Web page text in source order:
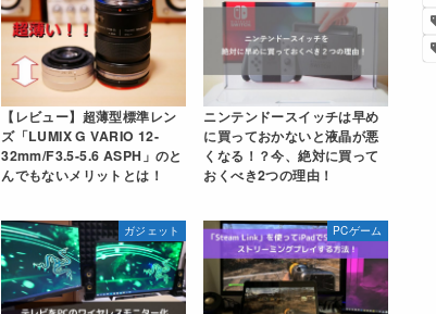
【レビュー】超薄型標準レン
ズ「LUMIX G VARIO 12-
32mm/F3.5-5.6 ASPH」のと
んでもないメリットとは！
ニンテンドースイッチは早め
に買っておかないと液晶が悪
くなる！？今、絶対に買って
おくべき2つの理由！
ガジェット PCゲーム